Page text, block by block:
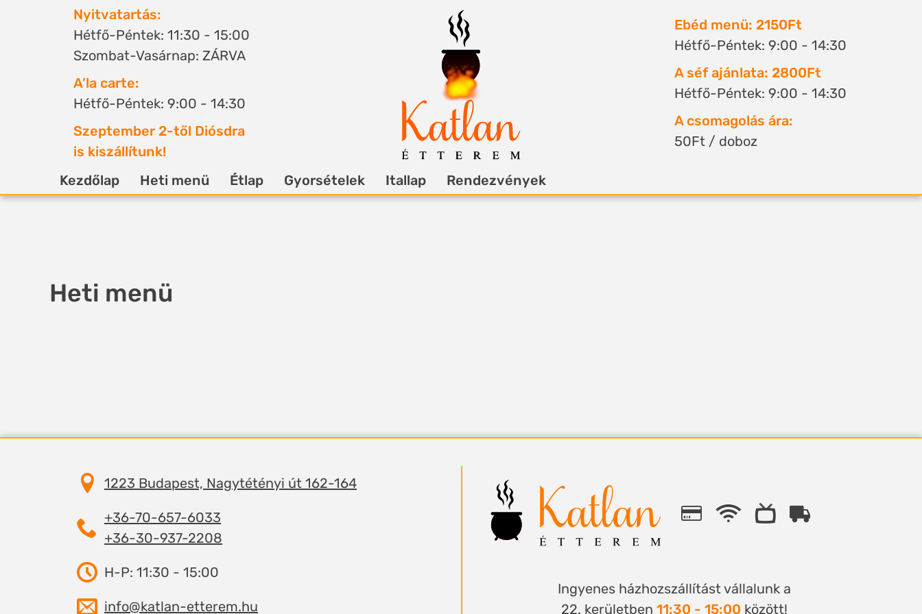
Nyitvatartás:
Hétfő-Péntek: 11:30 - 15:00
Szombat-Vasárnap: ZÁRVA
A’la carte:
Hétfő-Péntek: 9:00 - 14:30
Szeptember 2-től Diósdra
is kiszállítunk!
Ebéd menü: 2150Ft
Hétfő-Péntek: 9:00 - 14:30
A séf ajánlata: 2800Ft
Hétfő-Péntek: 9:00 - 14:30
A csomagolás ára:
50Ft / doboz
Kezdőlap Heti menü Étlap Gyorsételek Itallap Rendezvények
Heti menü
1223 Budapest, Nagytétényi út 162-164
+36-70-657-6033
+36-30-937-2208
H-P: 11:30 - 15:00
info@katlan-etterem.hu
Ingyenes házhozszállítást vállalunk a
22. kerületben 11:30 - 15:00 között!